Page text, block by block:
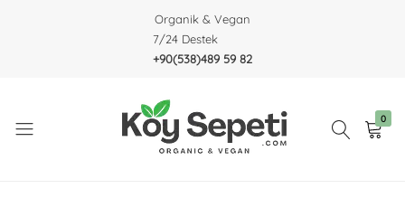
Organik & Vegan
7/24 Destek
+90(538)489 59 82
0